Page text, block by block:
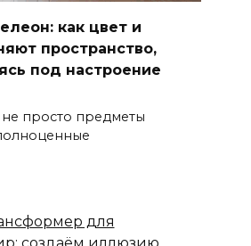
как цвет и
пространство,
под настроение
просто предметы